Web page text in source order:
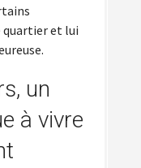
quartier et lui
un
à vivre